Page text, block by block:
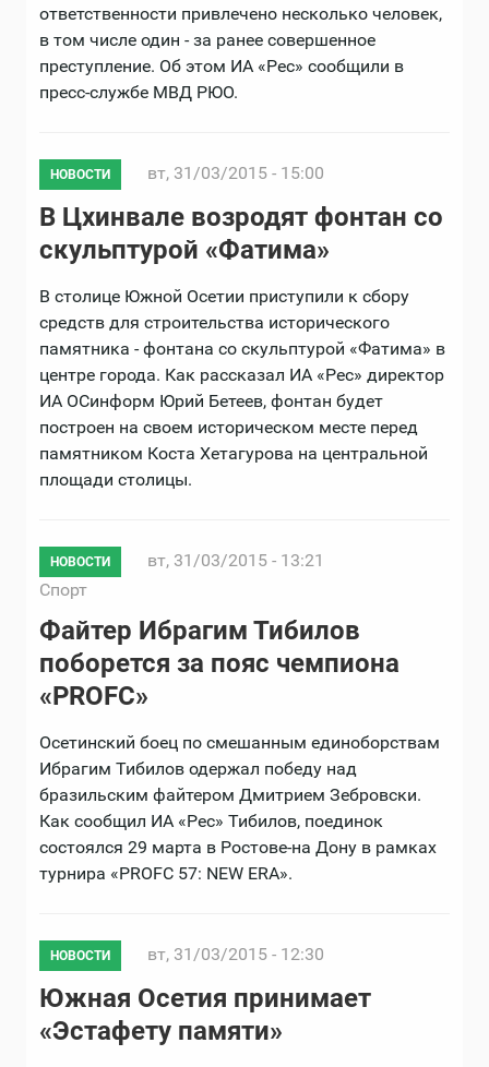
ответственности привлечено несколько человек,
в том числе один - за ранее совершенное
преступление. Об этом ИА «Рес» сообщили в
пресс-службе МВД РЮО.
НОВОСТИ вт, 31/03/2015 - 15:00
В Цхинвале возродят фонтан со
скульптурой «Фатима»
В столице Южной Осетии приступили к сбору
средств для строительства исторического
памятника - фонтана со скульптурой «Фатима» в
центре города. Как рассказал ИА «Рес» директор
ИА ОСинформ Юрий Бетеев, фонтан будет
построен на своем историческом месте перед
памятником Коста Хетагурова на центральной
площади столицы.
НОВОСТИ
вт, 31/03/2015 - 13:21
Спорт
Файтер Ибрагим Тибилов
поборется за пояс чемпиона
«PROFC»
Осетинский боец по смешанным единоборствам
Ибрагим Тибилов одержал победу над
бразильским файтером Дмитрием Зебровски.
Как сообщил ИА «Рес» Тибилов, поединок
состоялся 29 марта в Ростове-на Дону в рамках
турнира «PROFC 57: NEW ERA».
НОВОСТИ вт, 31/03/2015 - 12:30
Южная Осетия принимает
«Эстафету памяти»